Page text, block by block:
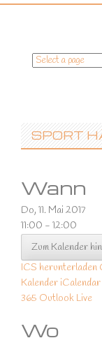
SKIP
SPORT
Wann
Do, 11. Mai 2017
11:00 - 12:00
Zum Kalender
ICS herunterladen
Kalender iCalendar
365 Outlook Live
Wo